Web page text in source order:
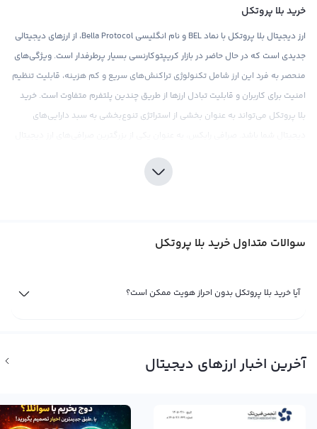
خرید بلا پروتکل
ارز دیجیتال بلا پروتکل با نماد BEL و نام انگلیسی Bella Protocol، از ارزهای دیجیتالی
جدیدی است که در حال حاضر در بازار کریپتوکارنسی بسیار پرطرفدار است. ویژگی‌های
منحصر به فرد این ارز شامل تکنولوژی تراکنش‌های سریع و کم هزینه، قابلیت تنظیم
امنیت برای کاربران و قابلیت تبادل ارزها از طریق چندین پلتفرم متفاوت است. خرید
بلا پروتکل می‌تواند به عنوان بخشی از استراتژی تنوع‌بخشی به سبد دارایی‌های
در ایران، شما را به خرید بلا پروتکل دعوت می‌کند.
سرمایه‌گذاری در بلا پروتکل مانند هر نوع سرمایه‌گذاری دیگری در بازار ارزهای
اهمیت بالایی برخوردار است. در این راستا، صرافی رابکس ابزارهای تحلیلی و اطلاعات
ارز به اطلاعات گسترده‌ای که بر روی بلاکچین ذخیره می‌شود، کمی پیچیده تر باشد و
توصیه‌ها و راهنمایی‌های مختلف به جستجوی ارزهای فرصت‌ساز در بازار بپردازند. یکی
سوالات متداول خرید بلا پروتکل
آیا خرید بلا پروتکل بدون احراز هویت ممکن است؟
آخرین اخبار ارزهای دیجیتال